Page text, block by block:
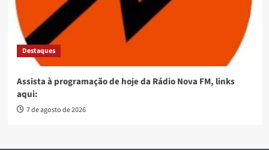
Destaques
Assista à programação de hoje da Rádio Nova FM, links
aqui:
7 de agosto de 2026